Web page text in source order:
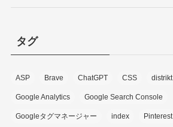
タグ
ASP Brave ChatGPT CSS distrikt
Google Analytics Google Search Console
Googleタグマネージャー index Pinterest